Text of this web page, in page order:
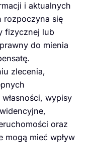
i aktualnych
rozpoczyna się
fizycznej lub
do mienia
zlecenia,
wypisy
oraz
mogą mieć wpływ